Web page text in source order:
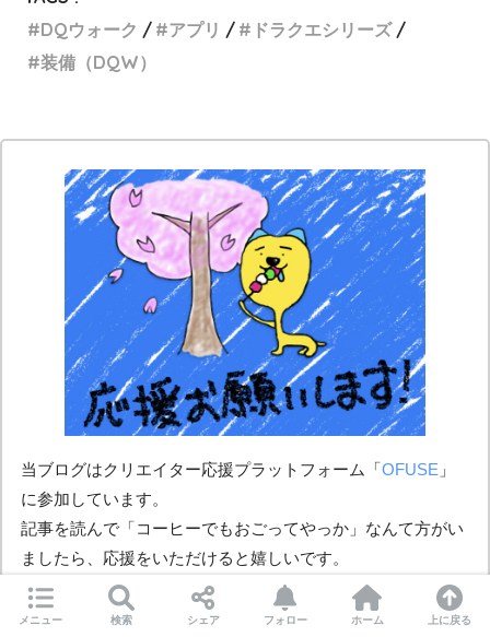
DQウォーク
アプリ
ドラクエシリーズ
装備（DQW）
当ブログはクリエイター応援プラットフォーム「OFUSE 」
に参加しています。
記事を読んで「コーヒーでもおごってやっか」なんて方がい
ましたら、応援をいただけると嬉しいです。
長文でも、一言でも、スタンプのみでも、ブログ運営の励み
になります。
メニュー 検索 シェア フォロー ホーム 上に戻る